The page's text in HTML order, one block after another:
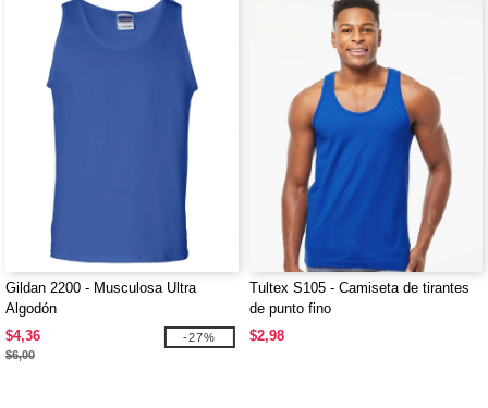
Gildan 2200 - Musculosa Ultra
Algodón
$4,36
$6,00
-27%
Tultex S105 - Camiseta de tirantes
de punto fino
$2,98